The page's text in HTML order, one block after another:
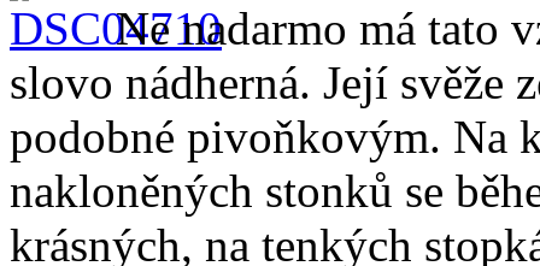
Ne nadarmo má tato
slovo nádherná. Její svěže
podobné pivoňkovým. Na
nakloněných stonků se
krásných, na tenkých